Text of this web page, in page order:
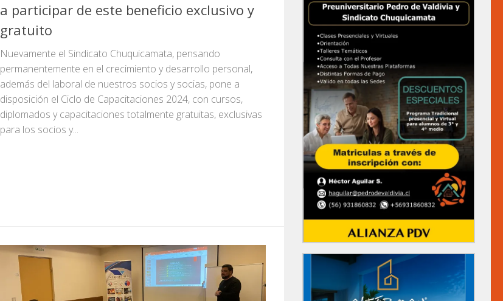
a participar de este beneficio exclusivo y
gratuito
Nuevamente el Sindicato Chuquicamata, pensando
permanentemente en el crecimiento y desarrollo personal,
además del laboral de nuestros socios y socias, pone a
disposición el Ciclo de Capacitaciones 2024, con cursos,
diplomados y capacitaciones totalmente gratuitas, exclusivas
para los socios y...